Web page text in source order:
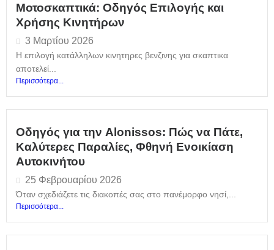
Μοτοσκαπτικά: Οδηγός Επιλογής και
Χρήσης Κινητήρων
3 Μαρτίου 2026
Η επιλογή κατάλληλων κινητηρες βενζινης για σκαπτικα
αποτελεί...
Περισσότερα...
Οδηγός για την Alonissos: Πώς να Πάτε,
Καλύτερες Παραλίες, Φθηνή Ενοικίαση
Αυτοκινήτου
25 Φεβρουαρίου 2026
Όταν σχεδιάζετε τις διακοπές σας στο πανέμορφο νησί,...
Περισσότερα...